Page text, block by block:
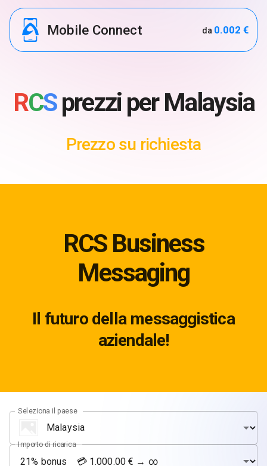
Mobile Connect da 0.002 €
RCSprezzi per Malaysia
Prezzo su richiesta
RCS Business
Messaging
Il futuro della messaggistica
aziendale!
Seleziona il paese
Importo di ricarica